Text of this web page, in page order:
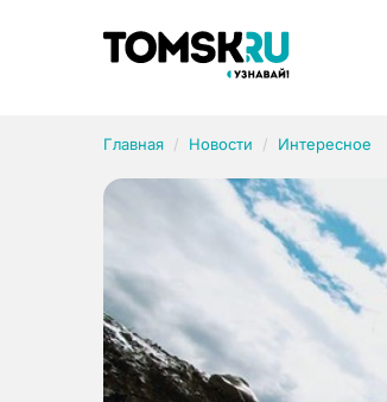
Главная Новости Интересное
Рубрики